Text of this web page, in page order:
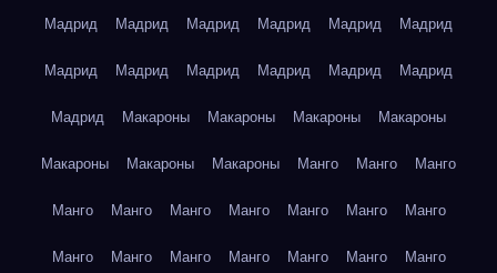
Мадрид Мадрид Мадрид Мадрид Мадрид Мадрид
Мадрид Мадрид Мадрид Мадрид Мадрид Мадрид
Мадрид Макароны Макароны Макароны Макароны
Макароны Макароны Макароны Манго Манго Манго
Манго Манго Манго Манго Манго Манго Манго
Манго Манго Манго Манго Манго Манго Манго